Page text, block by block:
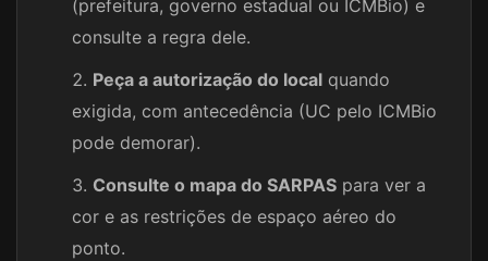
(prefeitura, governo estadual ou ICMBio) e
consulte a regra dele.
Peça a autorização do local quando
exigida, com antecedência (UC pelo ICMBio
pode demorar).
Consulte o mapa do SARPAS para ver a
cor e as restrições de espaço aéreo do
ponto.